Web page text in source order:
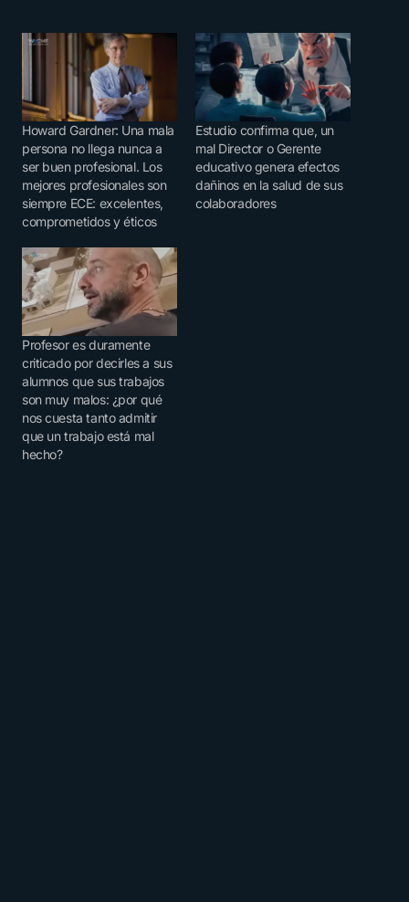
Howard Gardner: Una mala
persona no llega nunca a
ser buen profesional. Los
mejores profesionales son
siempre ECE: excelentes,
comprometidos y éticos
Estudio confirma que, un
mal Director o Gerente
educativo genera efectos
dañinos en la salud de sus
colaboradores
Profesor es duramente
criticado por decirles a sus
alumnos que sus trabajos
son muy malos: ¿por qué
nos cuesta tanto admitir
que un trabajo está mal
hecho?